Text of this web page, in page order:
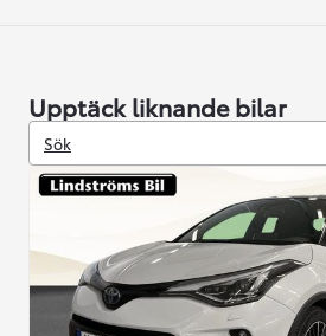
Upptäck liknande bilar
Sök